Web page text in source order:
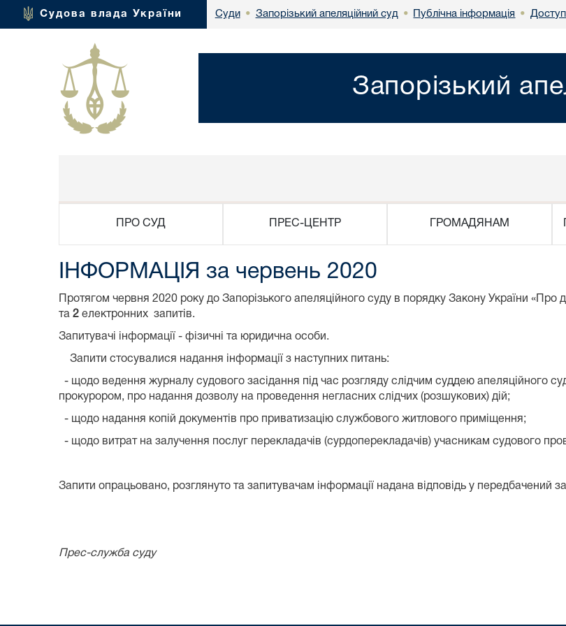
Судова влада України Суди • Запорізький апеляційний суд • Публічна інформація • Доступ
Запорізький
ПРО СУД ПРЕС-ЦЕНТР ГРОМАДЯНАМ
ІНФОРМАЦІЯ за червень 2020
Протягом червня 2020 року до Запорізького апеляційного суду в порядку Закону України «Про
та 2 електронних запитів.
Запитувачі інформації - фізичні та юридична особи.
Запити стосувалися надання інформації з наступних питань:
- щодо ведення журналу судового засідання під час розгляду слідчим суддею апеляційного
прокурором, про надання дозволу на проведення негласних слідчих (розшукових) дій;
- щодо надання копій документів про приватизацію службового житлового приміщення;
- щодо витрат на залучення послуг перекладачів (сурдоперекладачів) учасникам судового
Запити опрацьовано, розглянуто та запитувачам інформації надана відповідь у передбачений
Прес-служба суду